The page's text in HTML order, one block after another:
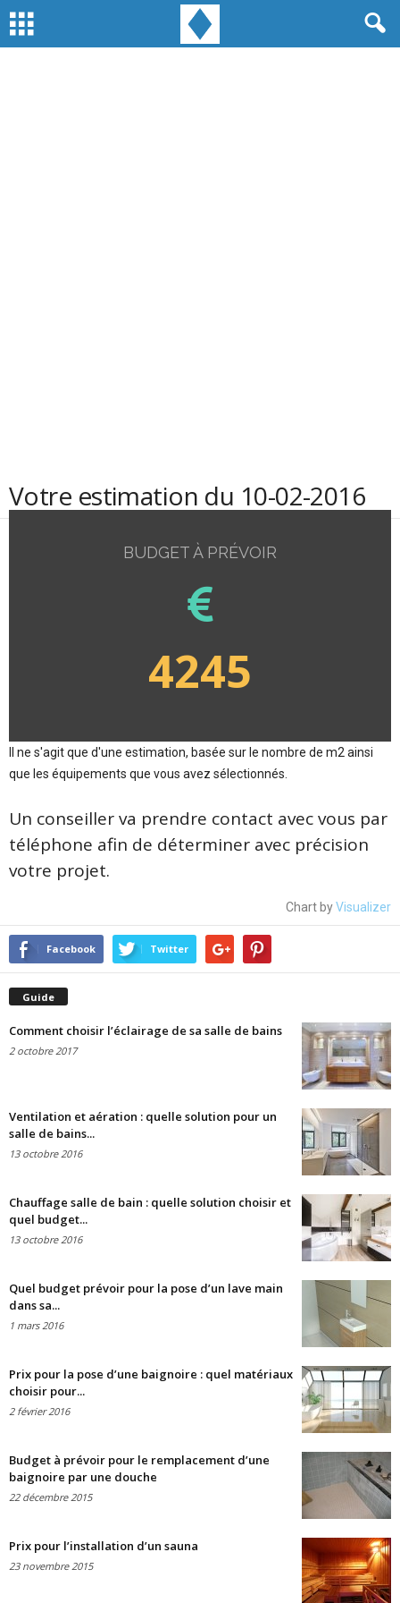
Votre estimation du 10-02-2016
BUDGET À PRÉVOIR
4245
Il ne s'agit que d'une estimation, basée sur le nombre de m2 ainsi
que les équipements que vous avez sélectionnés.
Un conseiller va prendre contact avec vous par
téléphone afin de déterminer avec précision
votre projet.
Chart byVisualizer
Facebook Twitter
Guide
Comment choisir l’éclairage de sa salle de bains
2 octobre 2017
Ventilation et aération : quelle solution pour un
salle de bains...
13 octobre 2016
Chauffage salle de bain : quelle solution choisir et
quel budget...
13 octobre 2016
Quel budget prévoir pour la pose d’un lave main
dans sa...
1 mars 2016
Prix pour la pose d’une baignoire : quel matériaux
choisir pour...
2 février 2016
Budget à prévoir pour le remplacement d’une
baignoire par une douche
22 décembre 2015
Prix pour l’installation d’un sauna
23 novembre 2015